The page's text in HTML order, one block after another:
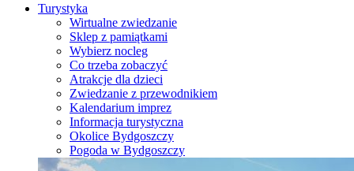
Turystyka
Wirtualne zwiedzanie
Sklep z pamiątkami
Wybierz nocleg
Co trzeba zobaczyć
Atrakcje dla dzieci
Zwiedzanie z przewodnikiem
Kalendarium imprez
Informacja turystyczna
Okolice Bydgoszczy
Pogoda w Bydgoszczy